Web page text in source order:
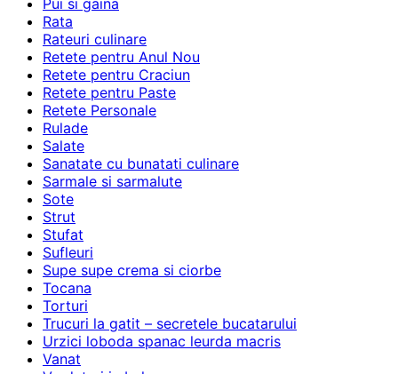
Rata
Rateuri culinare
Retete pentru Anul Nou
Retete pentru Craciun
Retete pentru Paste
Retete Personale
Rulade
Salate
Sanatate cu bunatati culinare
Sarmale si sarmalute
Sote
Strut
Stufat
Sufleuri
Supe supe crema si ciorbe
Tocana
Torturi
Trucuri la gatit – secretele bucatarului
Urzici loboda spanac leurda macris
Vanat